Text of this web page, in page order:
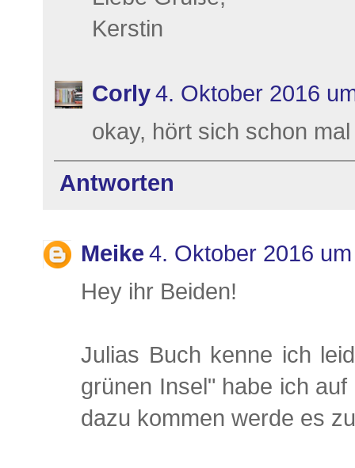
Kerstin
Corly4. Oktober 2016
okay, hört sich schon
Antworten
Meike 4. Oktober 2016
Hey ihr Beiden!
Julias Buch kenne ich
grünen Insel" habe ich
dazu kommen werde es